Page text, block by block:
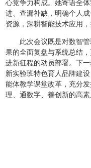
心竞争力构成。她寄语全
进、查漏补缺，明确个人
资源，深耕智能技术应用
此次会议既是对数智
果的全面复盘与系统总结
进新征程的动员部署。下
新实验班特色育人品牌建
能体教学课堂改革，充分
理、通数字、善创新的高素